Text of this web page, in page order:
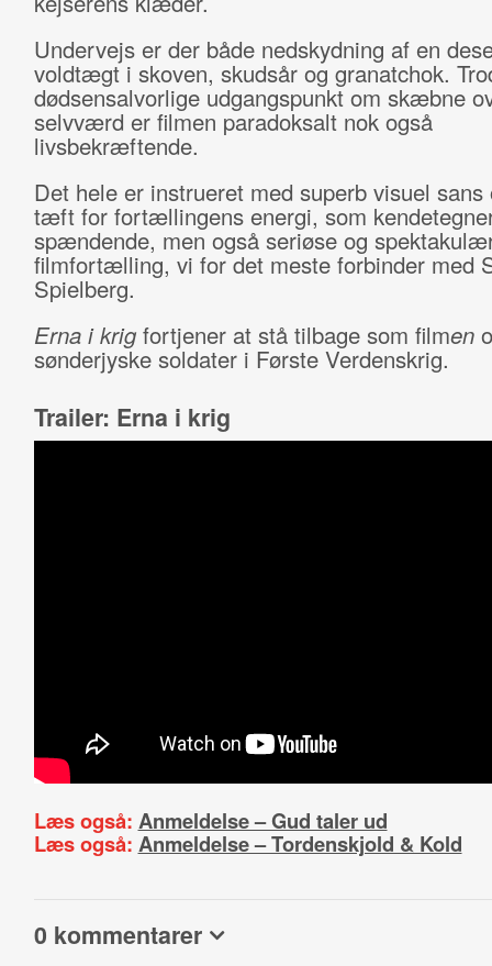
Undervejs er der både nedskydning af en
voldtægt i skoven, skudsår og granatchok.
dødsensalvorlige udgangspunkt om skæbne
selvværd er filmen paradoksalt nok også
livsbekræftende.
Det hele er instrueret med superb visuel sans
tæft for fortællingens energi, som
spændende, men også seriøse og
filmfortælling, vi for det meste forbinder med
Spielberg.
Erna i krigfortjener at stå tilbage som filmen
sønderjyske soldater i Første Verdenskrig.
Trailer: Erna i krig
Læs også: Anmeldelse – Gud taler ud
Læs også: Anmeldelse – Tordenskjold & Kold
0 kommentarer